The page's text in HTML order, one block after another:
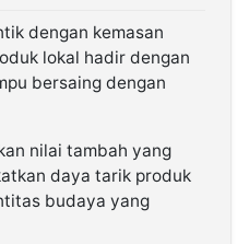
dengan kemasan
lokal hadir dengan
bersaing dengan
nilai tambah yang
daya tarik produk
budaya yang